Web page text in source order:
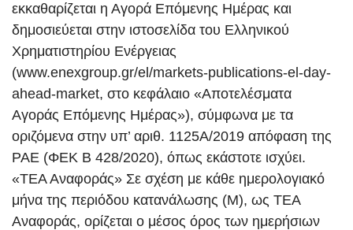
εκκαθαρίζεται η Αγορά Επόμενης Ημέρας και
δημοσιεύεται στην ιστοσελίδα του Ελληνικού
Χρηματιστηρίου Ενέργειας
(www.enexgroup.gr/el/markets-publications-el-day-
ahead-market, στο κεφάλαιο «Αποτελέσματα
Αγοράς Επόμενης Ημέρας»), σύμφωνα με τα
οριζόμενα στην υπ’ αριθ. 1125Α/2019 απόφαση της
ΡΑΕ (ΦΕΚ Β 428/2020), όπως εκάστοτε ισχύει.
«ΤΕΑ Αναφοράς» Σε σχέση με κάθε ημερολογιακό
μήνα της περιόδου κατανάλωσης (Μ), ως ΤΕΑ
Αναφοράς, ορίζεται ο μέσος όρος των ημερήσιων